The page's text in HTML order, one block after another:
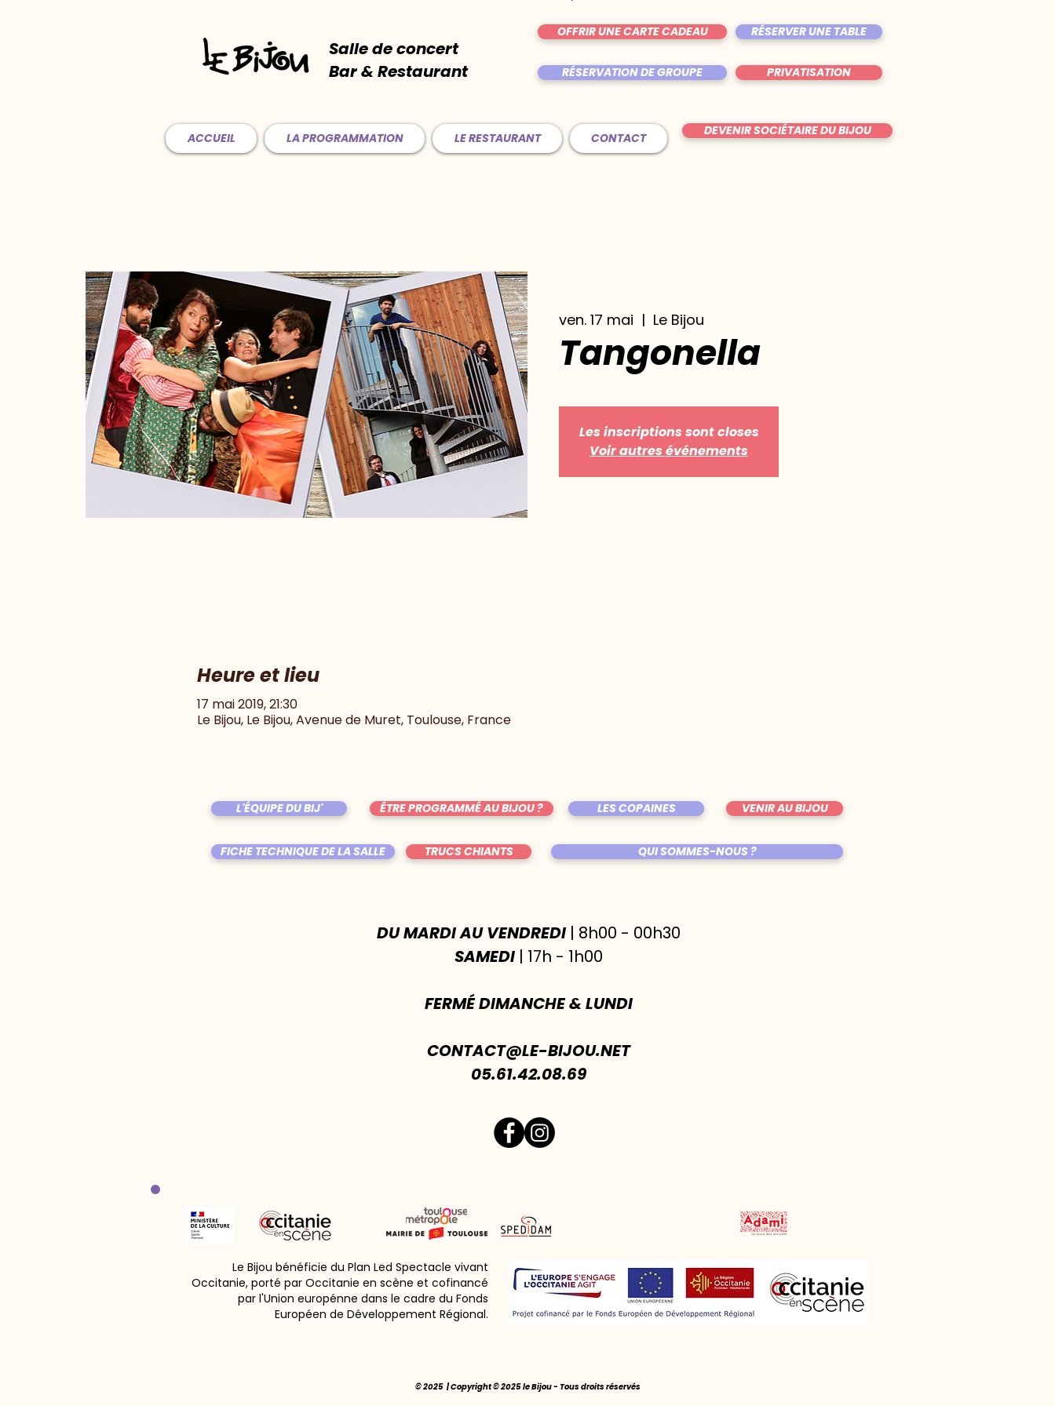
Salle de concert
Bar & Restaurant
OFFRIR UNE CARTE CADEAU RÉSERVER UNE TABLE
RÉSERVATION DE GROUPE PRIVATISATION
ACCUEIL LA PROGRAMMATION LE RESTAURANT CONTACT DEVENIR SOCIÉTAIRE DU BIJOU
ven. 17 mai
  |
Le Bijou
Tangonella
Les inscriptions sont closes
Voir autres événements
Heure et lieu
17 mai 2019, 21:30
Le Bijou, Le Bijou, Avenue de Muret, Toulouse, France
L'ÉQUIPE DU BIJ' ÊTRE PROGRAMMÉ AU BIJOU ? LES COPAINES VENIR AU BIJOU
FICHE TECHNIQUE DE LA SALLE TRUCS CHIANTS QUI SOMMES-NOUS ?
DU MARDI AU VENDREDI| 8h00 - 00h30
SAMEDI| 17h - 1h00
FERMÉ DIMANCHE & LUNDI
CONTACT@LE-BIJOU.NET
05.61.42.08.69
Le Bijou bénéficie du Plan Led Spectacle vivant
Occitanie, porté par Occitanie en scène et cofinancé
par l'Union europénne dans le cadre du Fonds
Européen de Développement Régional.
© 2025 | Copyright © 2025 le Bijou - Tous droits réservés